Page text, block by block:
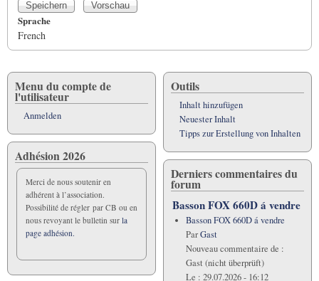
Sprache
French
Menu du compte de
l'utilisateur
Anmelden
Adhésion 2026
Merci de nous soutenir en
adhérent à l’association.
Possibilité de régler par CB ou en
nous revoyant le bulletin sur la
page adhésion.
Outils
Inhalt hinzufügen
Neuester Inhalt
Tipps zur Erstellung von Inhalten
Derniers commentaires du
forum
Basson FOX 660D á vendre
Basson FOX 660D á vendre
ParGast
Nouveau commentaire de :
Gast (nicht überprüft)
Le : 29.07.2026 - 16:12